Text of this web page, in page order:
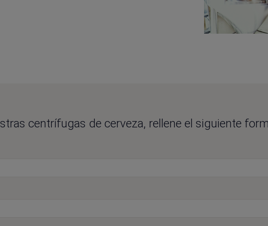
centrífugas de cerveza, rellene el siguiente